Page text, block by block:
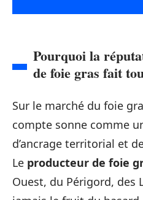
Pourquoi la
de foie gras fait
Sur le marché du foie
compte sonne comme
d’ancrage territorial et
Le producteur de foie
Ouest, du Périgord, des